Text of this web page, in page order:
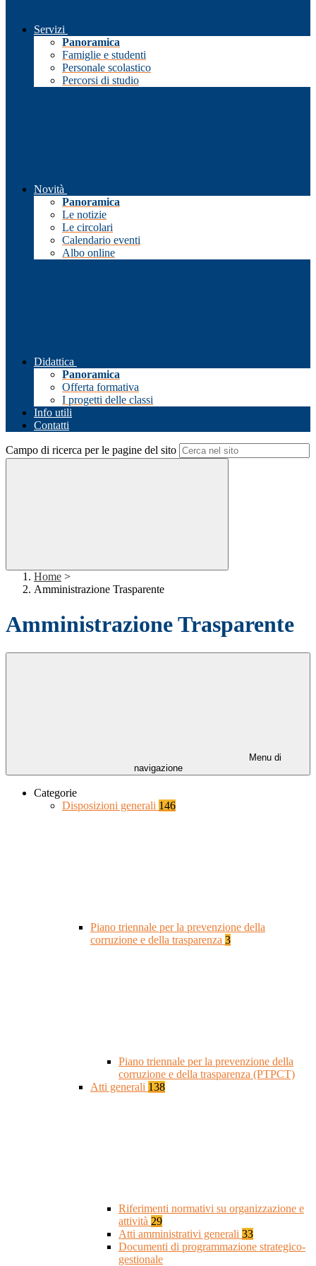
Servizi
Panoramica
Famiglie e studenti
Personale scolastico
Percorsi di studio
Novità
Panoramica
Le notizie
Le circolari
Calendario eventi
Albo online
Didattica
Panoramica
Offerta formativa
I progetti delle classi
Info utili
Contatti
Campo di ricerca per le pagine del sito
Home >
Amministrazione Trasparente
Amministrazione Trasparente
Menu di
navigazione
Categorie
Disposizioni generali 146
Piano triennale per la prevenzione della
corruzione e della trasparenza 3
Piano triennale per la prevenzione della
corruzione e della trasparenza (PTPCT)
Atti generali 138
Riferimenti normativi su organizzazione e
attività 29
Atti amministrativi generali 33
Documenti di programmazione strategico-
gestionale